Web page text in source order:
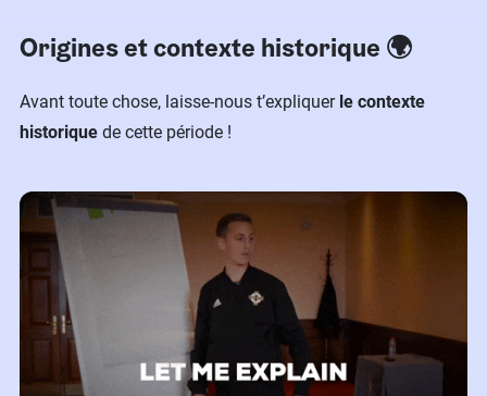
Origines et contexte historique 🌍
Avant toute chose, laisse-nous t’expliquer le contexte
historique de cette période !